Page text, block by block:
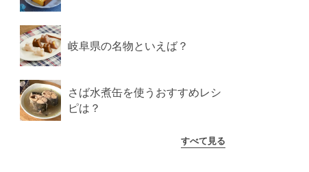
岐阜県の名物といえば？
さば水煮缶を使うおすすめレシ
ピは？
すべて見る